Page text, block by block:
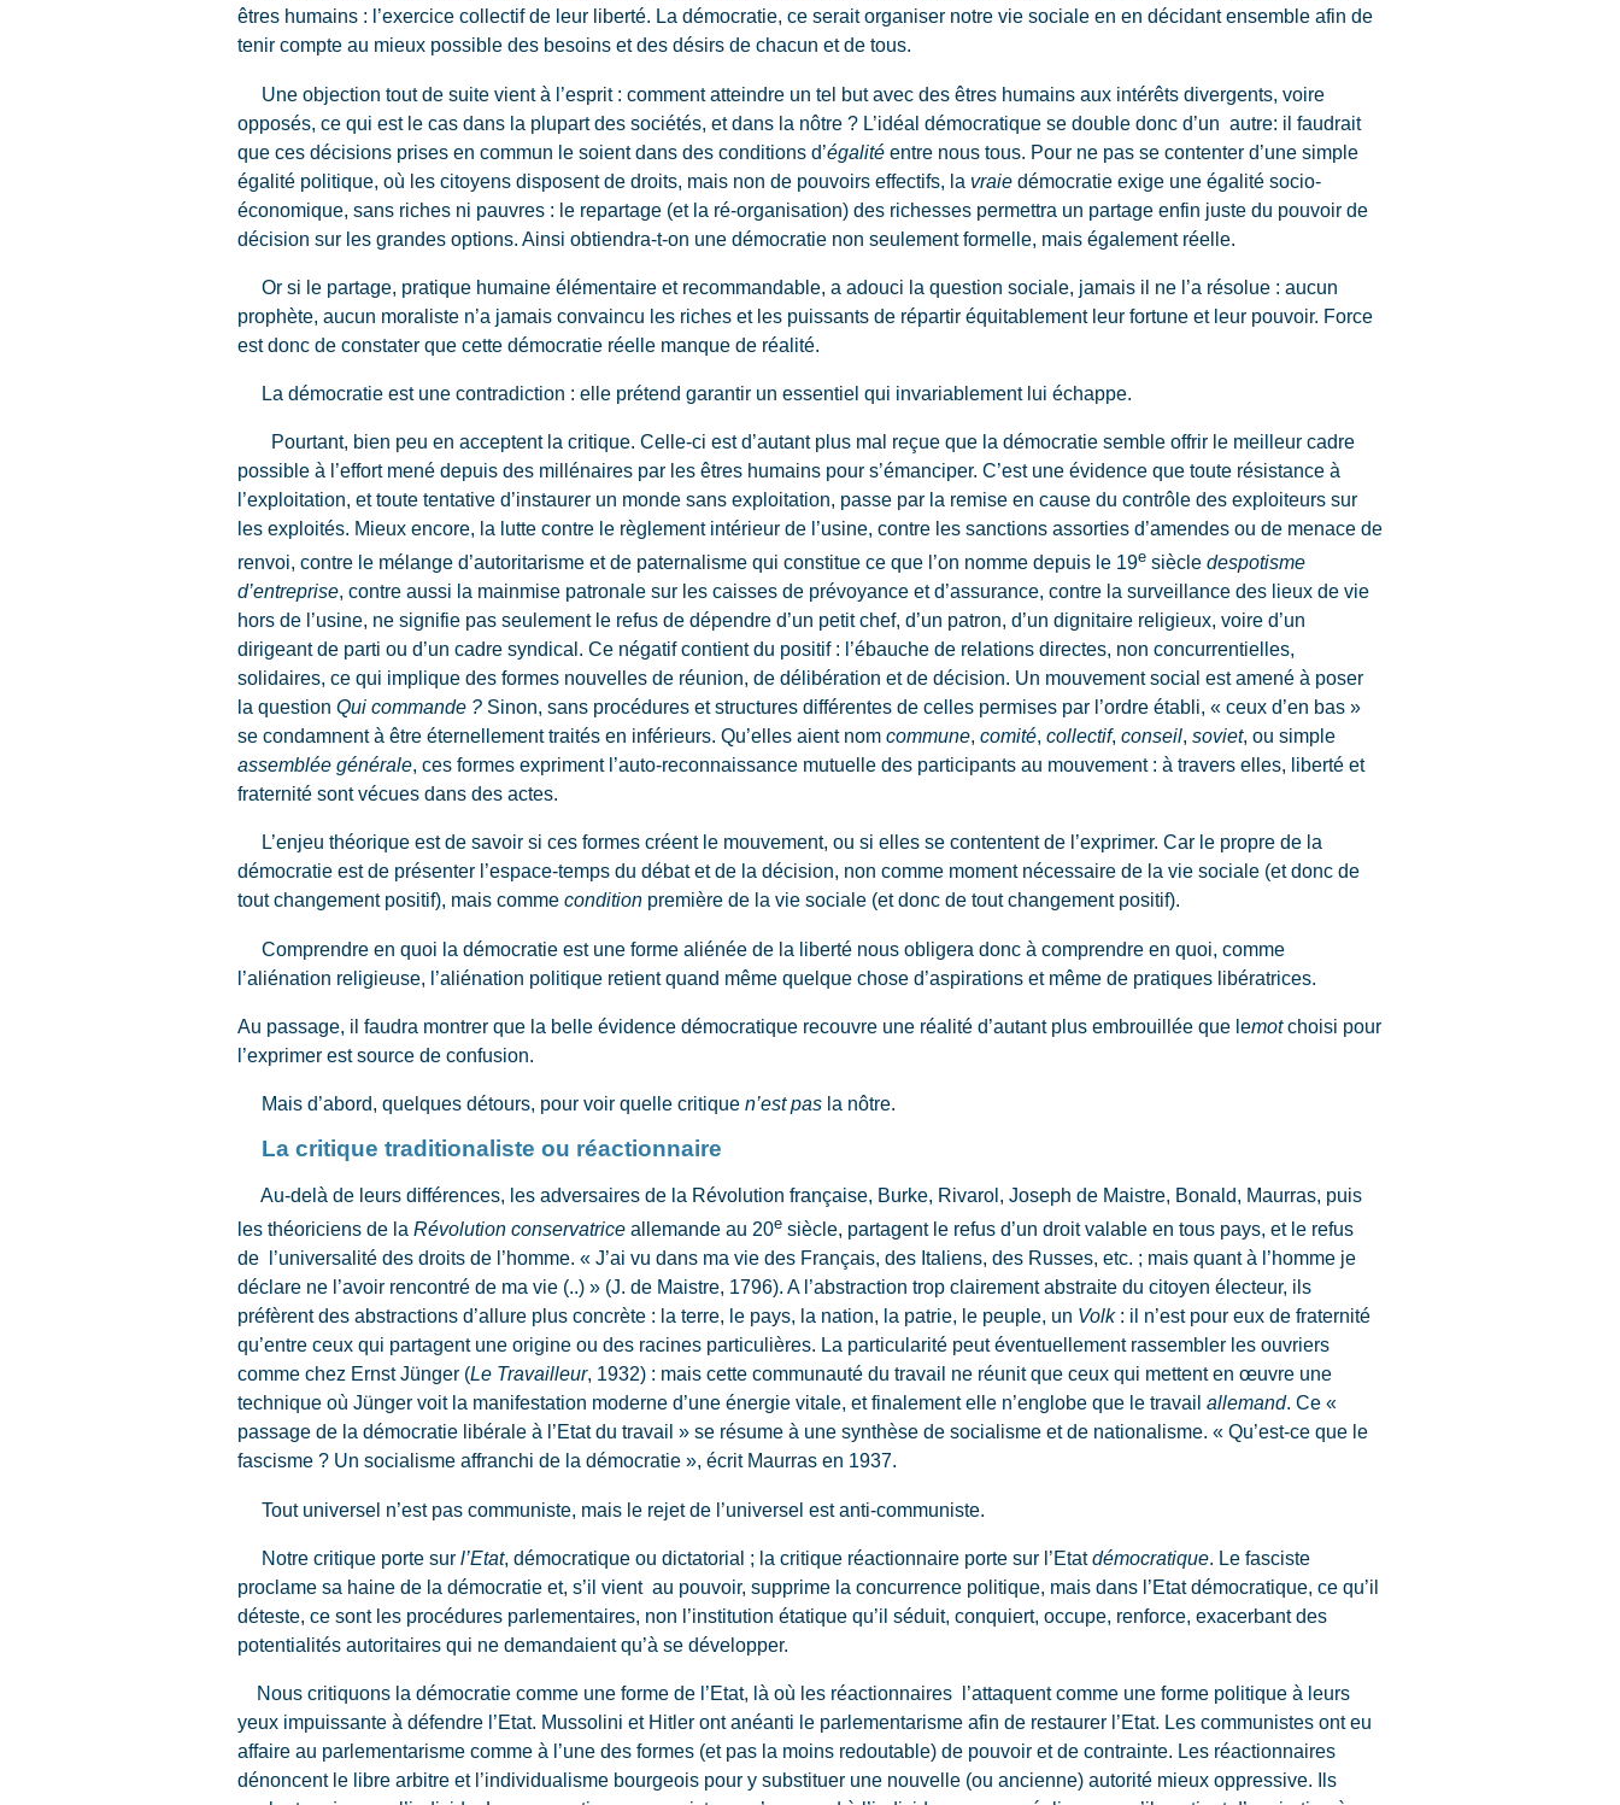
êtres humains : l’exercice collectif de leur liberté. La démocratie, ce serait organiser notre vie sociale en en décidant ensemble afin de
tenir compte au mieux possible des besoins et des désirs de chacun et de tous.
Une objection tout de suite vient à l’esprit : comment atteindre un tel but avec des êtres humains aux intérêts divergents, voire
opposés, ce qui est le cas dans la plupart des sociétés, et dans la nôtre ? L’idéal démocratique se double donc d’un autre: il faudrait
que ces décisions prises en commun le soient dans des conditions d’égalité entre nous tous. Pour ne pas se contenter d’une simple
égalité politique, où les citoyens disposent de droits, mais non de pouvoirs effectifs, la vraie démocratie exige une égalité socio-
économique, sans riches ni pauvres : le repartage (et la ré-organisation) des richesses permettra un partage enfin juste du pouvoir de
décision sur les grandes options. Ainsi obtiendra-t-on une démocratie non seulement formelle, mais également réelle.
Or si le partage, pratique humaine élémentaire et recommandable, a adouci la question sociale, jamais il ne l’a résolue : aucun
prophète, aucun moraliste n’a jamais convaincu les riches et les puissants de répartir équitablement leur fortune et leur pouvoir. Force
est donc de constater que cette démocratie réelle manque de réalité.
La démocratie est une contradiction : elle prétend garantir un essentiel qui invariablement lui échappe.
Pourtant, bien peu en acceptent la critique. Celle-ci est d’autant plus mal reçue que la démocratie semble offrir le meilleur cadre
possible à l’effort mené depuis des millénaires par les êtres humains pour s’émanciper. C’est une évidence que toute résistance à
l’exploitation, et toute tentative d’instaurer un monde sans exploitation, passe par la remise en cause du contrôle des exploiteurs sur
les exploités. Mieux encore, la lutte contre le règlement intérieur de l’usine, contre les sanctions assorties d’amendes ou de menace de
renvoi, contre le mélange d’autoritarisme et de paternalisme qui constitue ce que l’on nomme depuis le 19e siècle despotisme
d’entreprise, contre aussi la mainmise patronale sur les caisses de prévoyance et d’assurance, contre la surveillance des lieux de vie
hors de l’usine, ne signifie pas seulement le refus de dépendre d’un petit chef, d’un patron, d’un dignitaire religieux, voire d’un
dirigeant de parti ou d’un cadre syndical. Ce négatif contient du positif : l’ébauche de relations directes, non concurrentielles,
solidaires, ce qui implique des formes nouvelles de réunion, de délibération et de décision. Un mouvement social est amené à poser
la question Qui commande ? Sinon, sans procédures et structures différentes de celles permises par l’ordre établi, « ceux d’en bas »
se condamnent à être éternellement traités en inférieurs. Qu’elles aient nom commune, comité, collectif, conseil, soviet, ou simple
assemblée générale, ces formes expriment l’auto-reconnaissance mutuelle des participants au mouvement : à travers elles, liberté et
fraternité sont vécues dans des actes.
L’enjeu théorique est de savoir si ces formes créent le mouvement, ou si elles se contentent de l’exprimer. Car le propre de la
démocratie est de présenter l’espace-temps du débat et de la décision, non comme moment nécessaire de la vie sociale (et donc de
tout changement positif), mais comme condition première de la vie sociale (et donc de tout changement positif).
Comprendre en quoi la démocratie est une forme aliénée de la liberté nous obligera donc à comprendre en quoi, comme
l’aliénation religieuse, l’aliénation politique retient quand même quelque chose d’aspirations et même de pratiques libératrices.
Au passage, il faudra montrer que la belle évidence démocratique recouvre une réalité d’autant plus embrouillée que lemotchoisi pour
l’exprimer est source de confusion.
Mais d’abord, quelques détours, pour voir quelle critique n’est pas la nôtre.
La critique traditionaliste ou réactionnaire
Au-delà de leurs différences, les adversaires de la Révolution française, Burke, Rivarol, Joseph de Maistre, Bonald, Maurras, puis
les théoriciens de la Révolution conservatrice allemande au 20e siècle, partagent le refus d’un droit valable en tous pays, et le refus
de l’universalité des droits de l’homme. « J’ai vu dans ma vie des Français, des Italiens, des Russes, etc. ; mais quant à l’homme je
déclare ne l’avoir rencontré de ma vie (..) » (J. de Maistre, 1796). A l’abstraction trop clairement abstraite du citoyen électeur, ils
préfèrent des abstractions d’allure plus concrète : la terre, le pays, la nation, la patrie, le peuple, un Volk: il n’est pour eux de fraternité
qu’entre ceux qui partagent une origine ou des racines particulières. La particularité peut éventuellement rassembler les ouvriers
comme chez Ernst Jünger (Le Travailleur, 1932) : mais cette communauté du travail ne réunit que ceux qui mettent en œuvre une
technique où Jünger voit la manifestation moderne d’une énergie vitale, et finalement elle n’englobe que le travail allemand. Ce «
passage de la démocratie libérale à l’Etat du travail » se résume à une synthèse de socialisme et de nationalisme. « Qu’est-ce que le
fascisme ? Un socialisme affranchi de la démocratie », écrit Maurras en 1937.
Tout universel n’est pas communiste, mais le rejet de l’universel est anti-communiste.
Notre critique porte sur l’Etat, démocratique ou dictatorial ; la critique réactionnaire porte sur l’Etatdémocratique. Le fasciste
proclame sa haine de la démocratie et, s’il vient au pouvoir, supprime la concurrence politique, mais dans l’Etat démocratique, ce qu’il
déteste, ce sont les procédures parlementaires, non l’institution étatique qu’il séduit, conquiert, occupe, renforce, exacerbant des
potentialités autoritaires qui ne demandaient qu’à se développer.
Nous critiquons la démocratie comme une forme de l’Etat, là où les réactionnaires l’attaquent comme une forme politique à leurs
yeux impuissante à défendre l’Etat. Mussolini et Hitler ont anéanti le parlementarisme afin de restaurer l’Etat. Les communistes ont eu
affaire au parlementarisme comme à l’une des formes (et pas la moins redoutable) de pouvoir et de contrainte. Les réactionnaires
dénoncent le libre arbitre et l’individualisme bourgeois pour y substituer une nouvelle (ou ancienne) autorité mieux oppressive. Ils